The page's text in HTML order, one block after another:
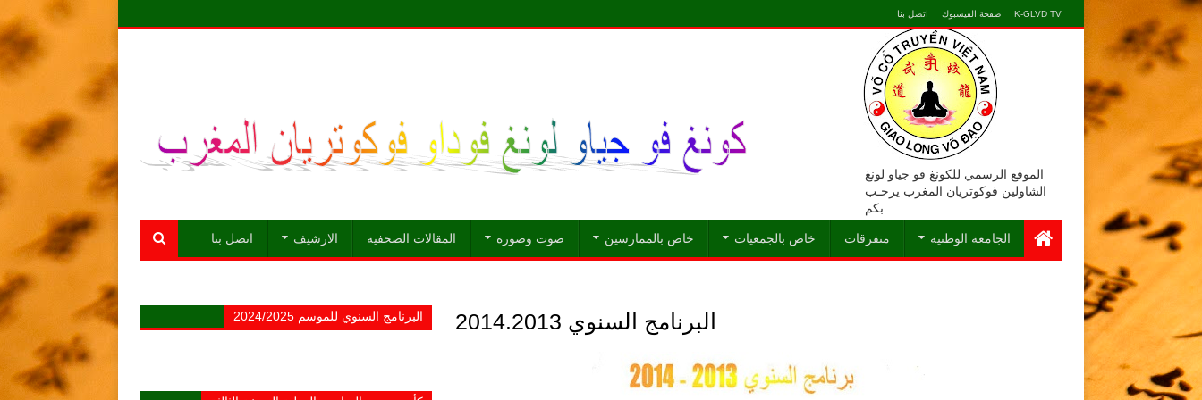
K-GLVD TV صفحة الفيسبوك اتصل بنا
الموقع الرسمي للكونغ فو جياو لونغ
الشاولين فوكوتريان المغرب يرحـب
بكم
الجامعة الوطنية متفرقات خاص بالجمعيات خاص بالممارسين صوت وصورة المقالات الصحفية الارشيف اتصل بنا
البرنامج السنوي 2014.2013 البرنامج السنوي للموسم 2024/2025